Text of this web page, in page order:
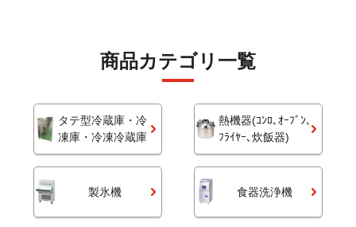
商品カテゴリ一覧
タテ型冷蔵庫・冷
凍庫・冷凍冷蔵庫
熱機器(ｺﾝﾛ､ｵｰﾌﾞﾝ､
ﾌﾗｲﾔｰ､炊飯器)
製氷機 食器洗浄機